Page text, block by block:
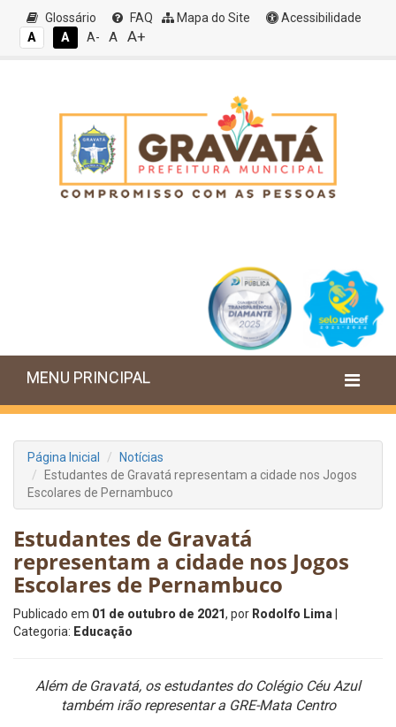
Glossário FAQ Mapa do Site
Acessibilidade
A
A A- A A+
MENU PRINCIPAL
Página Inicial
Notícias
Estudantes de Gravatá representam a cidade nos Jogos
Escolares de Pernambuco
Estudantes de Gravatá
representam a cidade nos Jogos
Escolares de Pernambuco
Publicado em 01 de outubro de 2021, por Rodolfo Lima
Categoria: Educação
Além de Gravatá, os estudantes do Colégio Céu Azul
também irão representar a GRE-Mata Centro